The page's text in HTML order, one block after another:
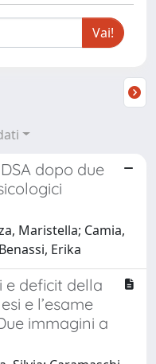
dopo due
Maristella; Camia,
Erika
e deficit della
e l’esame
immagini a